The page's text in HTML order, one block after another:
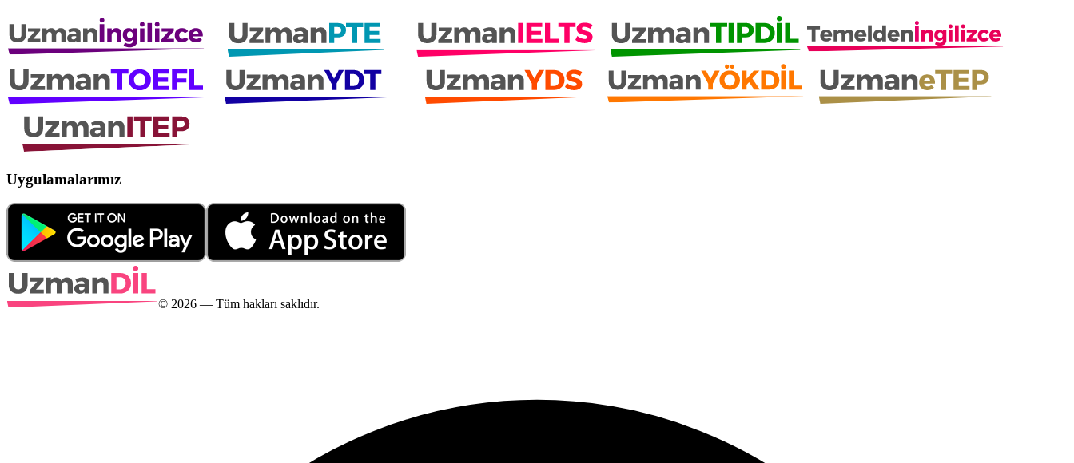
Uygulamalarımız
© 2026 — Tüm hakları saklıdır.